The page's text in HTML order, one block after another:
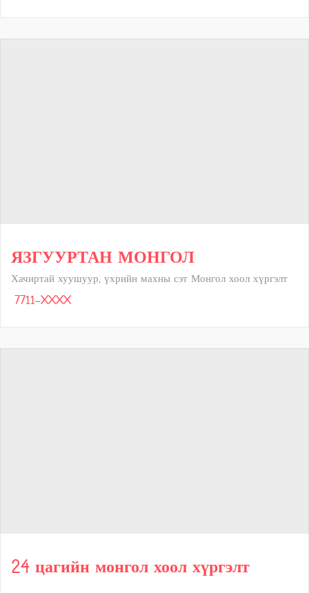
ЯЗГУУРТАН МОНГОЛ
Хачиртай хуушуур, үхрийн махны сэт Монгол хоол хүргэлт
7711-XXXX
24 цагийн монгол хоол хүргэлт